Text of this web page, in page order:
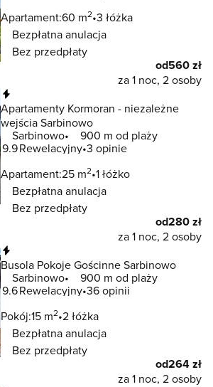
Apartament:60 m2 3 łóżka
Bezpłatna anulacja
Bez przedpłaty
od560 zł
za 1 noc, 2 osoby
Apartamenty Kormoran - niezależne
wejścia Sarbinowo
Sarbinowo
900 m od plaży
9.9Rewelacyjny 3 opinie
Apartament:25 m2 1 łóżko
Bezpłatna anulacja
Bez przedpłaty
od280 zł
za 1 noc, 2 osoby
Busola Pokoje Gościnne Sarbinowo
Sarbinowo
900 m od plaży
9.6Rewelacyjny 36 opinii
Pokój:15 m2 2 łóżka
Bezpłatna anulacja
Bez przedpłaty
od264 zł
za 1 noc, 2 osoby